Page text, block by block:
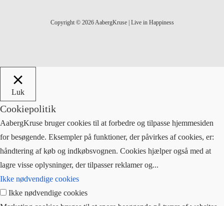
Copyright © 2026 AabergKruse | Live in Happiness
Luk
Cookiepolitik
AabergKruse bruger cookies til at forbedre og tilpasse hjemmesiden
for besøgende. Eksempler på funktioner, der påvirkes af cookies, er:
håndtering af køb og indkøbsvognen. Cookies hjælper også med at
lagre visse oplysninger, der tilpasser reklamer og...
Ikke nødvendige cookies
Ikke nødvendige cookies